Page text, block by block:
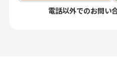
電話以外でのお問い